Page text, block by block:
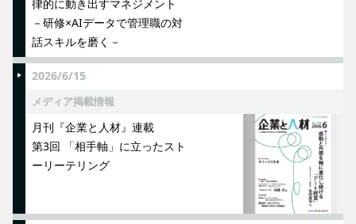
律的に動き出すマネジメント
－研修×AIデータで管理職の対
話スキルを磨く－
2026/6/15
メディア掲載情報
月刊『企業と人材』連載
第3回 「相手軸」に立ったスト
ーリーテリング